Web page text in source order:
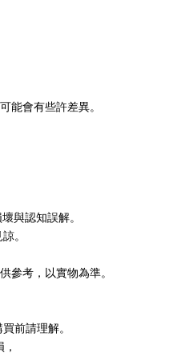
能會有些許差異。
與認知誤解。
。
參考，以實物為準。
前請理解。